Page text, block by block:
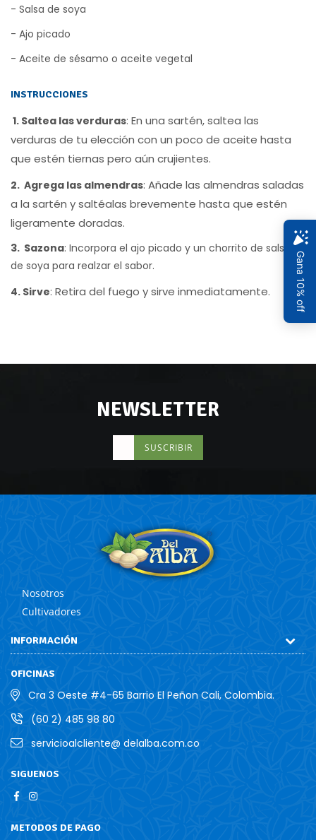
- Salsa de soya
- Ajo picado
- Aceite de sésamo o aceite vegetal
INSTRUCCIONES
1. Saltea las verduras: En una sartén, saltea las
verduras de tu elección con un poco de aceite hasta
que estén tiernas pero aún crujientes.
2. Agrega las almendras: Añade las almendras saladas
a la sartén y saltéalas brevemente hasta que estén
ligeramente doradas.
3. Sazona: Incorpora el ajo picado y un chorrito de salsa
de soya para realzar el sabor.
4. Sirve: Retira del fuego y sirve inmediatamente.
NEWSLETTER
SUSCRIBIR
Nosotros
Cultivadores
INFORMACIÓN
OFICINAS
Cra 3 Oeste #4-65 Barrio El Peñon Cali, Colombia.
(60 2) 485 98 80
servicioalcliente@ delalba.com.co
SIGUENOS
FacebookInstagram
METODOS DE PAGO